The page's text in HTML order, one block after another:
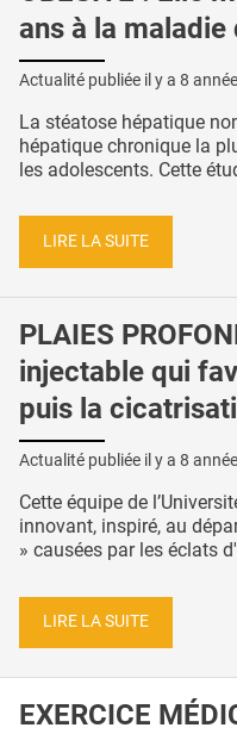
ans à la maladie
Actualité publiée il y a 8
La stéatose hépatique
hépatique chronique la
les adolescents. Cette
LIRE LA SUITE
PLAIES
injectable qui
puis la
Actualité publiée il y a 8
Cette équipe de
innovant, inspiré, au
» causées par les éclats
LIRE LA SUITE
EXERCICE